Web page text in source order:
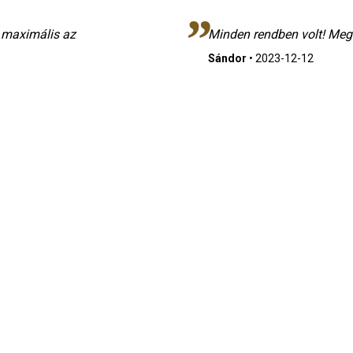
maximális az Minden rendben volt!
Sándor •2023-12-12